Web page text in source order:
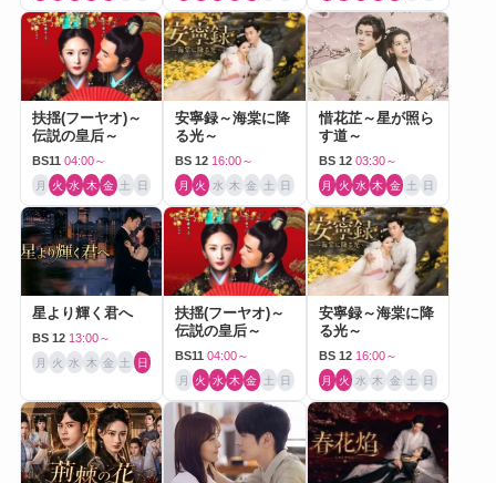
扶揺(フーヤオ)～
伝説の皇后～
BS11 04:00～
月 火 水 木 金 土 日
安寧録～海棠に降
る光～
BS 12 16:00～
月 火 水 木 金 土 日
惜花芷～星が照ら
す道～
BS 12 03:30～
月 火 水 木 金 土 日
星より輝く君へ
BS 12 13:00～
月 火 水 木 金 土 日
扶揺(フーヤオ)～
伝説の皇后～
BS11 04:00～
月 火 水 木 金 土 日
安寧録～海棠に降
る光～
BS 12 16:00～
月 火 水 木 金 土 日